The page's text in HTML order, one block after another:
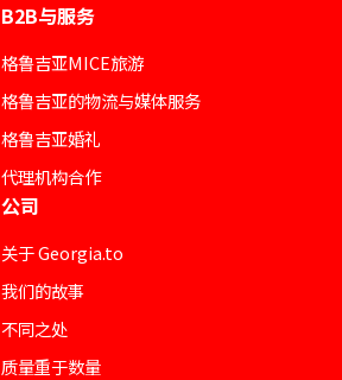
B2B与服务
格鲁吉亚MICE旅游
格鲁吉亚的物流与媒体服务
格鲁吉亚婚礼
代理机构合作
公司
关于 Georgia.to
我们的故事
不同之处
质量重于数量